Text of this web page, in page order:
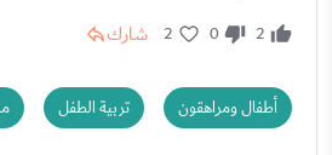
2
0
2 شارك
أطفال ومراهقون تربية الطفل